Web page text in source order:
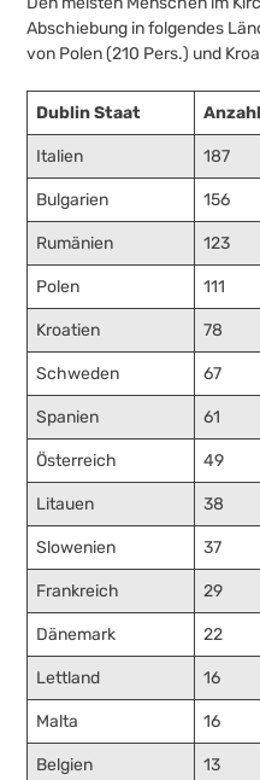
Abschiebung in folgendes
von Polen (210 Pers.) und
Dublin Staat
Italien 187
Bulgarien 156
Rumänien 123
Polen 111
Kroatien 78
Schweden 67
Spanien 61
Österreich 49
Litauen 38
Slowenien 37
Frankreich 29
Dänemark 22
Lettland 16
Malta 16
Belgien 13